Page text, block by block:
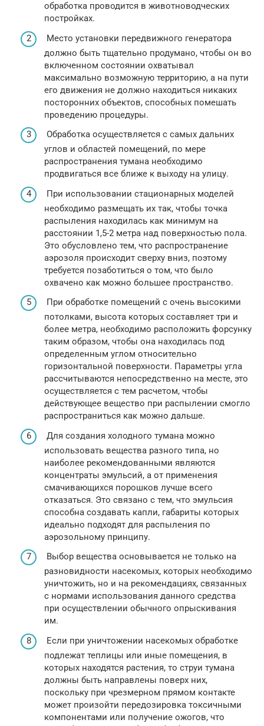
обработка проводится в животноводческих
постройках.
Место установки передвижного генератора
должно быть тщательно продумано, чтобы он во
включенном состоянии охватывал
максимально возможную территорию, а на пути
его движения не должно находиться никаких
посторонних объектов, способных помешать
проведению процедуры.
Обработка осуществляется с самых дальних
углов и областей помещений, по мере
распространения тумана необходимо
продвигаться все ближе к выходу на улицу.
При использовании стационарных моделей
необходимо размещать их так, чтобы точка
распыления находилась как минимум на
расстоянии 1,5-2 метра над поверхностью пола.
Это обусловлено тем, что распространение
аэрозоля происходит сверху вниз, поэтому
требуется позаботиться о том, что было
охвачено как можно большее пространство.
При обработке помещений с очень высокими
потолками, высота которых составляет три и
более метра, необходимо расположить форсунку
таким образом, чтобы она находилась под
определенным углом относительно
горизонтальной поверхности. Параметры угла
рассчитываются непосредственно на месте, это
осуществляется с тем расчетом, чтобы
действующее вещество при распылении смогло
распространиться как можно дальше.
Для создания холодного тумана можно
использовать вещества разного типа, но
наиболее рекомендованными являются
концентраты эмульсий, а от применения
смачивающихся порошков лучше всего
отказаться. Это связано с тем, что эмульсия
способна создавать капли, габариты которых
идеально подходят для распыления по
аэрозольному принципу.
Выбор вещества основывается не только на
разновидности насекомых, которых необходимо
уничтожить, но и на рекомендациях, связанных
с нормами использования данного средства
при осуществлении обычного опрыскивания
им.
Если при уничтожении насекомых обработке
подлежат теплицы или иные помещения, в
которых находятся растения, то струи тумана
должны быть направлены поверх них,
поскольку при чрезмерном прямом контакте
может произойти передозировка токсичными
компонентами или получение ожогов, что